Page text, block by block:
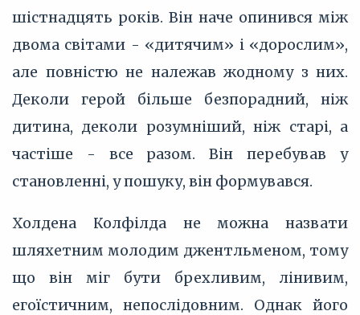
шістнадцять років. Він наче опинився між
двома світами - «дитячим» і «дорослим»,
але повністю не належав жодному з них.
Деколи герой більше безпорадний, ніж
дитина, деколи розумніший, ніж старі, а
частіше - все разом. Він перебував у
становленні, у пошуку, він формувався.
Холдена Колфілда не можна назвати
шляхетним молодим джентльменом, тому
що він міг бути брехливим, лінивим,
егоїстичним, непослідовним. Однак його